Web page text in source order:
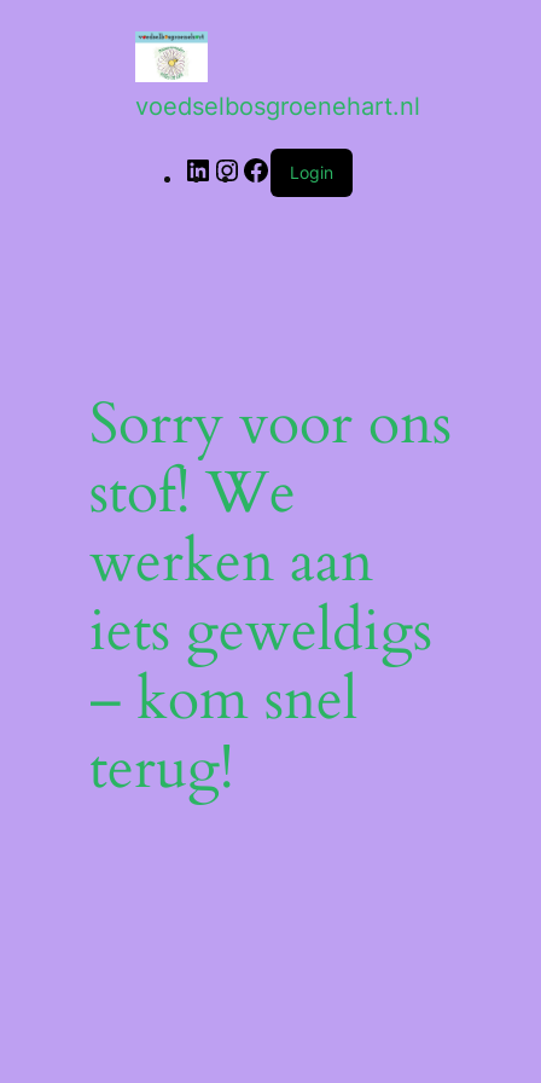
voedselbosgroenehart.nl
Login
Sorry voor ons
stof! We
werken aan
iets geweldigs
– kom snel
terug!